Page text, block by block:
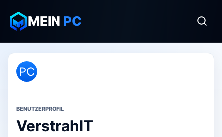
MEIN PC
PC
BENUTZERPROFIL
VerstrahlT